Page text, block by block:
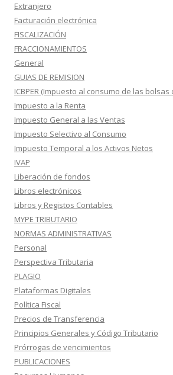
Extranjero
Facturación electrónica
FISCALIZACIÓN
FRACCIONAMIENTOS
General
GUIAS DE REMISION
ICBPER (Impuesto al consumo de las bolsas
Impuesto a la Renta
Impuesto General a las Ventas
Impuesto Selectivo al Consumo
Impuesto Temporal a los Activos Netos
IVAP
Liberación de fondos
Libros electrónicos
Libros y Registos Contables
MYPE TRIBUTARIO
NORMAS ADMINISTRATIVAS
Personal
Perspectiva Tributaria
PLAGIO
Plataformas Digitales
Política Fiscal
Precios de Transferencia
Principios Generales y Código Tributario
Prórrogas de vencimientos
PUBLICACIONES